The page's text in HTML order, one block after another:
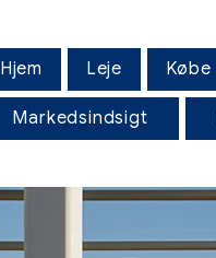
Hjem Leje Købe
Markedsindsigt